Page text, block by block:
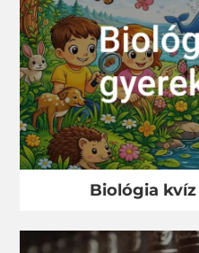
Biológia